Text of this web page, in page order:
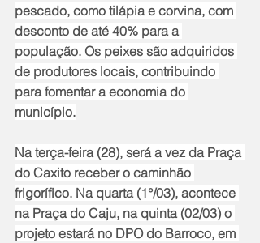
pescado, como tilápia e corvina, com
desconto de até 40% para a
população. Os peixes são adquiridos
de produtores locais, contribuindo
para fomentar a economia do
município.
Na terça-feira (28), será a vez da Praça
do Caxito receber o caminhão
frigorífico. Na quarta (1°/03), acontece
na Praça do Caju, na quinta (02/03) o
projeto estará no DPO do Barroco, em